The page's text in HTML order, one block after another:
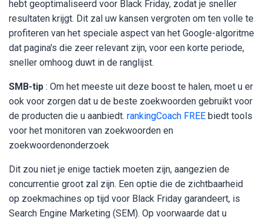
hebt geoptimaliseerd voor Black Friday, zodat je sneller
resultaten krijgt. Dit zal uw kansen vergroten om ten volle te
profiteren van het speciale aspect van het Google-algoritme
dat pagina's die zeer relevant zijn, voor een korte periode,
sneller omhoog duwt in de ranglijst.
SMB-tip : Om het meeste uit deze boost te halen, moet u er
ook voor zorgen dat u de beste zoekwoorden gebruikt voor
de producten die u aanbiedt. rankingCoach FREE biedt tools
voor het monitoren van zoekwoorden en
zoekwoordenonderzoek
Dit zou niet je enige tactiek moeten zijn, aangezien de
concurrentie groot zal zijn. Een optie die de zichtbaarheid
op zoekmachines op tijd voor Black Friday garandeert, is
Search Engine Marketing (SEM). Op voorwaarde dat u